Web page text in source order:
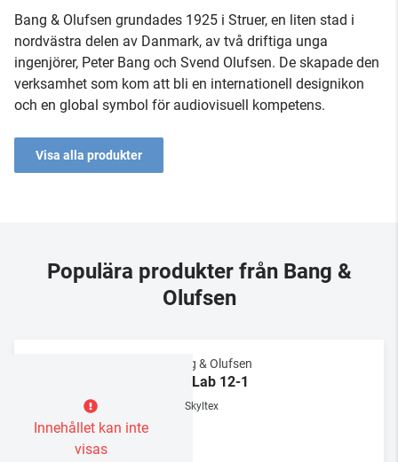
Bang & Olufsen grundades 1925 i Struer, en liten stad i
nordvästra delen av Danmark, av två driftiga unga
ingenjörer, Peter Bang och Svend Olufsen. De skapade den
verksamhet som kom att bli en internationell designikon
och en global symbol för audiovisuell kompetens.
Visa alla produkter
Populära produkter från Bang &
Olufsen
Innehållet kan inte
visas
Bang & Olufsen
BeoLab 12-1
Skyltex